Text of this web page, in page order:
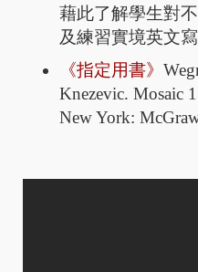
藉此了解學生對
及練習實境英文寫
《指定用書》
Knezevic. Mosaic
New York: